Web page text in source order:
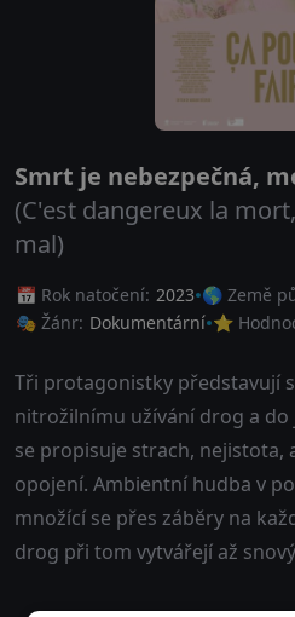
Smrt je nebezpečná,
(C'est dangereux la
mal)
📅 Rok natočení: 2023 🌎 Země
🎭 Žánr: Dokumentární ⭐
Tři protagonistky představují
nitrožilnímu užívání drog a
se propisuje strach, nejistota,
opojení. Ambientní hudba v
množící se přes záběry na
drog při tom vytvářejí až